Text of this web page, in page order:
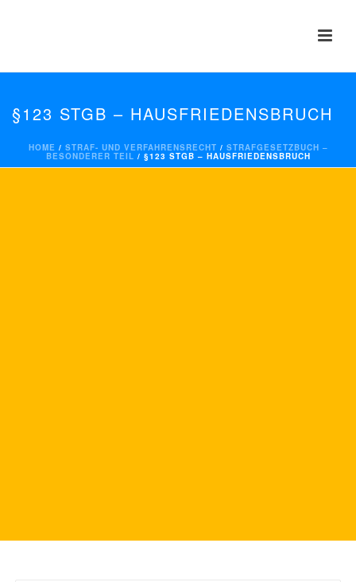
§123 STGB – HAUSFRIEDENSBRUCH
HOME / STRAF- UND VERFAHRENSRECHT / STRAFGESETZBUCH –
BESONDERER TEIL / §123 STGB – HAUSFRIEDENSBRUCH